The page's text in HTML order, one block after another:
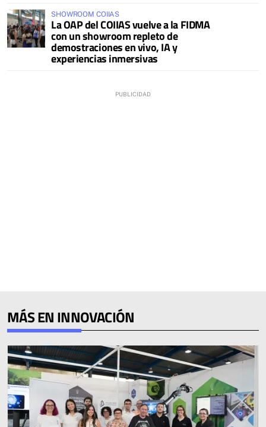
SHOWROOM COIIAS
La OAP del COIIAS vuelve a la FIDMA
con un showroom repleto de
demostraciones en vivo, IA y
experiencias inmersivas
MÁS EN INNOVACIÓN